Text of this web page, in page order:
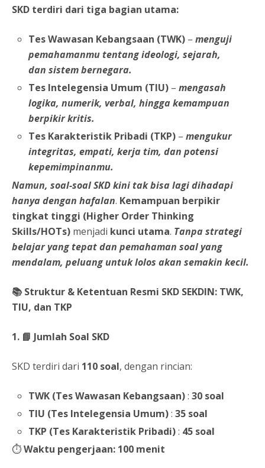
SKD terdiri dari tiga bagian utama:
Tes Wawasan Kebangsaan (TWK) –menguji
pemahamanmu tentang ideologi, sejarah,
dan sistem bernegara.
Tes Intelegensia Umum (TIU) –mengasah
logika, numerik, verbal, hingga kemampuan
berpikir kritis.
Tes Karakteristik Pribadi (TKP) –mengukur
integritas, empati, kerja tim, dan potensi
kepemimpinanmu.
Namun, soal-soal SKD kini tak bisa lagi dihadapi
hanya dengan hafalan. Kemampuan berpikir
tingkat tinggi (Higher Order Thinking
Skills/HOTs) menjadi kunci utama. Tanpa strategi
belajar yang tepat dan pemahaman soal yang
mendalam, peluang untuk lolos akan semakin kecil.
📚 Struktur & Ketentuan Resmi SKD SEKDIN: TWK,
TIU, dan TKP
1. 📘 Jumlah Soal SKD
SKD terdiri dari 110 soal, dengan rincian:
TWK (Tes Wawasan Kebangsaan): 30 soal
TIU (Tes Intelegensia Umum):35 soal
TKP (Tes Karakteristik Pribadi): 45 soal
⏱️Waktu pengerjaan: 100 menit